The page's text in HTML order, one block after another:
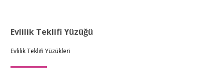
Evlilik Teklifi Yüzüğü
Evlilik Teklifi Yüzükleri